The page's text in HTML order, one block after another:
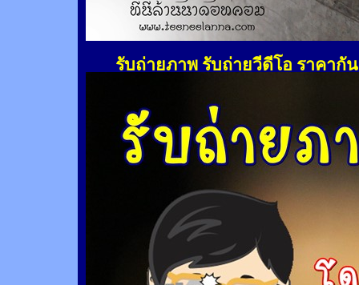
รับถ่ายภาพ รับถ่ายวีดีโอ ราคากั